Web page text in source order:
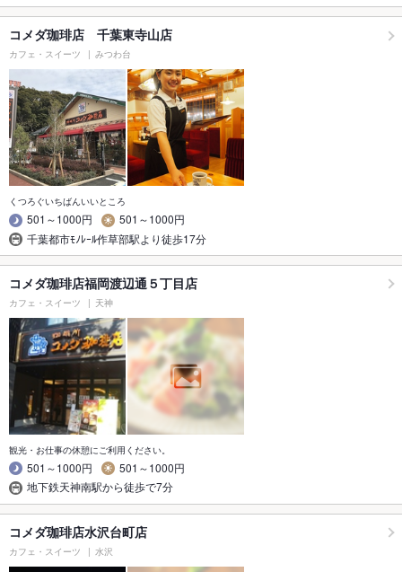
コメダ珈琲店 千葉東寺山店
カフェ・スイーツ みつわ台
くつろぐいちばんいいところ
501～1000円
501～1000円
千葉都市ﾓﾉﾚｰﾙ作草部駅より徒歩17分
コメダ珈琲店福岡渡辺通５丁目店
カフェ・スイーツ 天神
観光・お仕事の休憩にご利用ください。
501～1000円
501～1000円
地下鉄天神南駅から徒歩で7分
コメダ珈琲店水沢台町店
カフェ・スイーツ 水沢